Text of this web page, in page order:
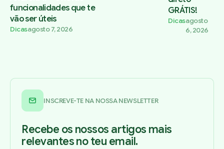
funcionalidades que te
vão ser úteis
Dicasagosto 7, 2026
GRÁTIS!
Dicasagosto
6, 2026
INSCREVE-TE NA NOSSA NEWSLETTER
Recebe os nossos artigos mais
relevantes no teu email.